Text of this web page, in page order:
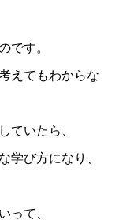
です。
えてもわからな
ていたら、
学び方になり、
って、